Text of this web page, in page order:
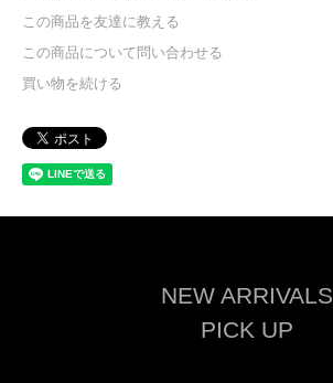
この商品を友達に教える
この商品について問い合わせる
買い物を続ける
NEW ARRIVALS
PICK UP